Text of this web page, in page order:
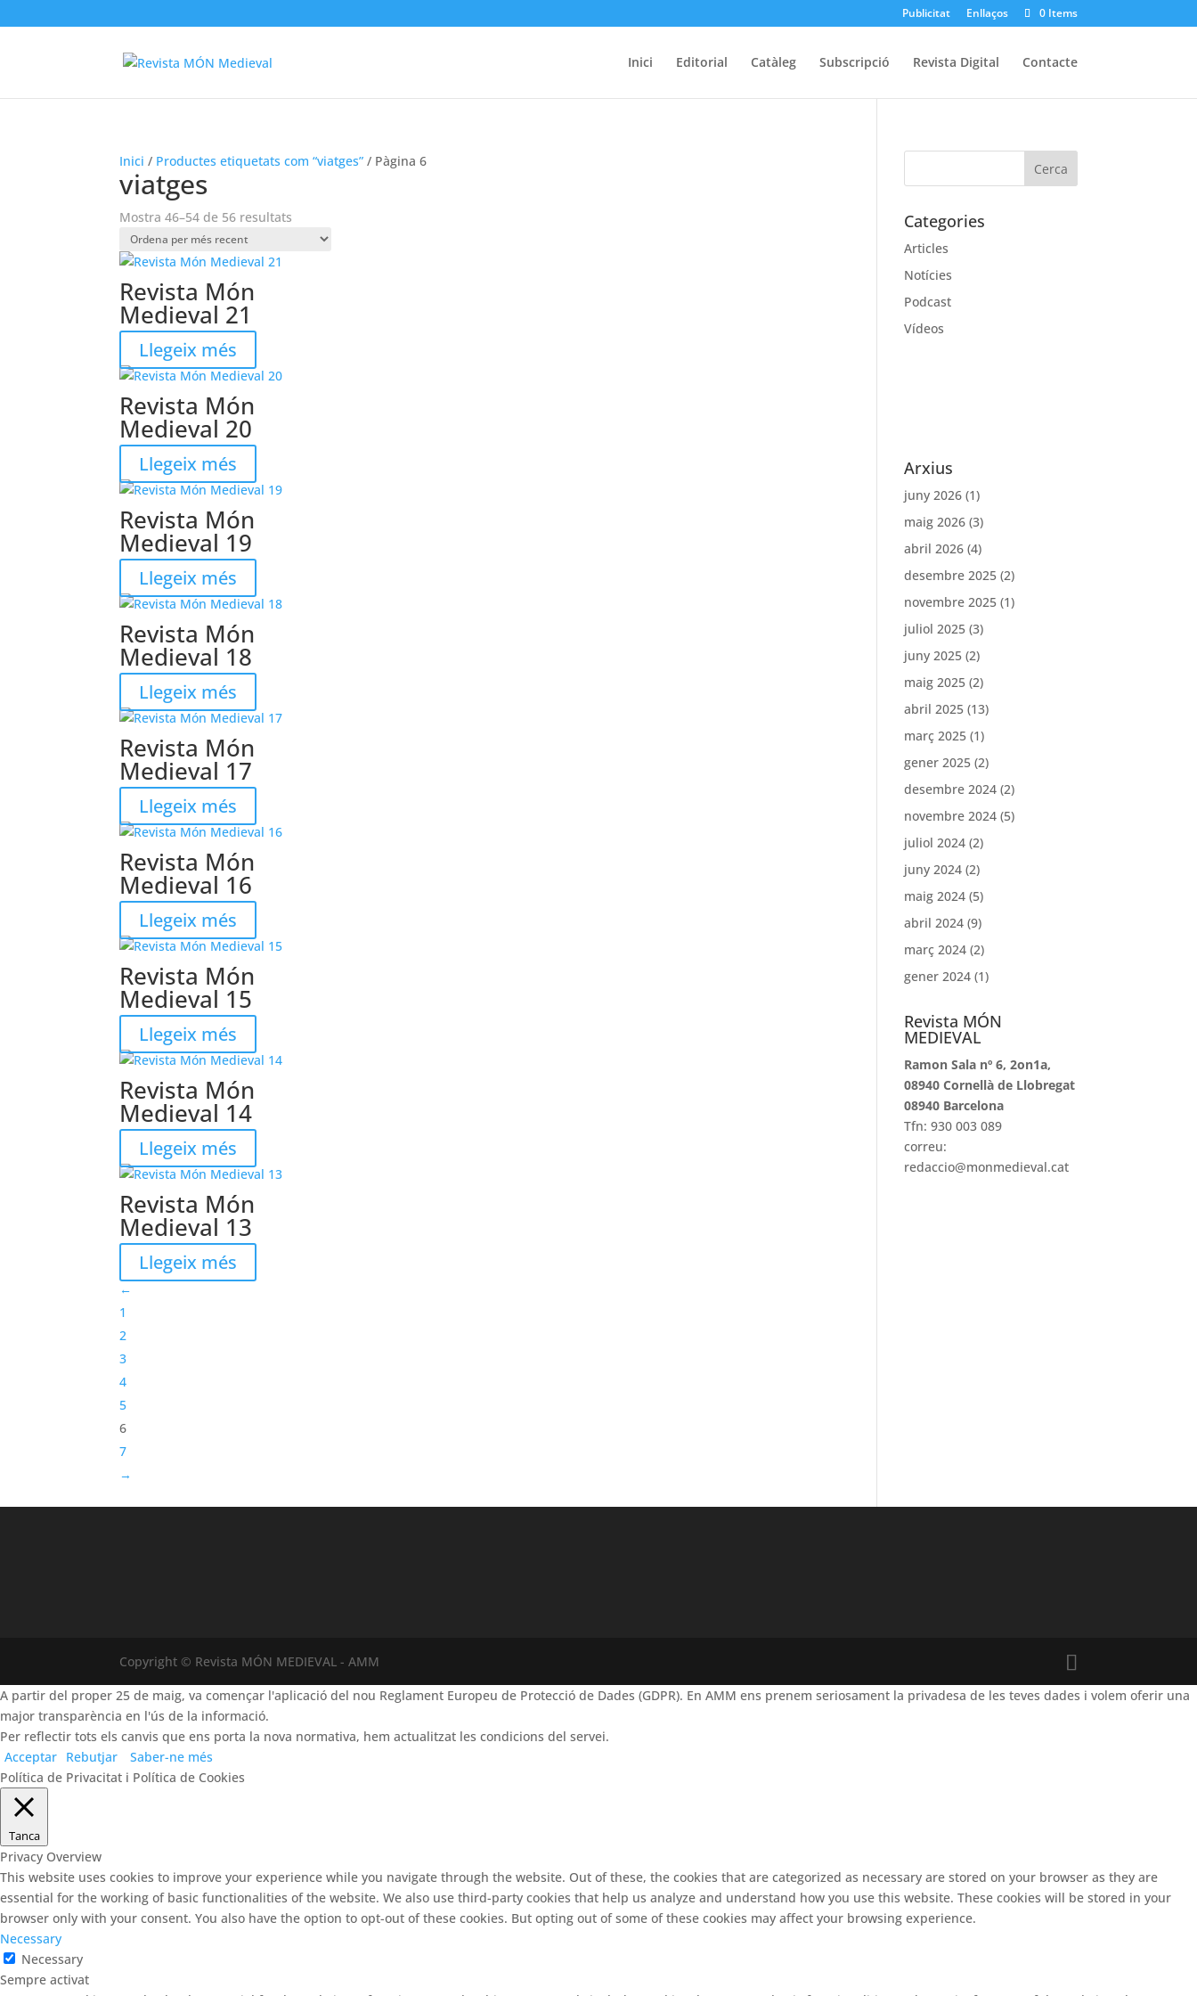
Publicitat Enllaços 0 Items
Inici Editorial Catàleg Subscripció Revista Digital Contacte
Inici / Productes etiquetats com “viatges” / Pàgina 6
viatges
Mostra 46–54 de 56 resultats
Revista Món
Medieval 21
Llegeix més
Revista Món
Medieval 20
Llegeix més
Revista Món
Medieval 19
Llegeix més
Revista Món
Medieval 18
Llegeix més
Revista Món
Medieval 17
Llegeix més
Revista Món
Medieval 16
Llegeix més
Revista Món
Medieval 15
Llegeix més
Revista Món
Medieval 14
Llegeix més
Revista Món
Medieval 13
Llegeix més
←
1
2
3
4
5
6
7
→
Categories
Articles
Notícies
Podcast
Vídeos
Arxius
juny 2026 (1)
maig 2026 (3)
abril 2026 (4)
desembre 2025 (2)
novembre 2025 (1)
juliol 2025 (3)
juny 2025 (2)
maig 2025 (2)
abril 2025 (13)
març 2025 (1)
gener 2025 (2)
desembre 2024 (2)
novembre 2024 (5)
juliol 2024 (2)
juny 2024 (2)
maig 2024 (5)
abril 2024 (9)
març 2024 (2)
gener 2024 (1)
Revista MÓN
MEDIEVAL
Ramon Sala nº 6, 2on1a,
08940 Cornellà de Llobregat
08940 Barcelona
Tfn: 930 003 089
correu:
redaccio@monmedieval.cat
Copyright © Revista MÓN MEDIEVAL - AMM
A partir del proper 25 de maig, va començar l'aplicació del nou Reglament Europeu de Protecció de Dades (GDPR). En AMM ens prenem seriosament la privadesa de les teves dades i volem oferir una
major transparència en l'ús de la informació.
Per reflectir tots els canvis que ens porta la nova normativa, hem actualitzat les condicions del servei.
Acceptar Rebutjar
Saber-ne més
Política de Privacitat i Política de Cookies
Tanca
Privacy Overview
This website uses cookies to improve your experience while you navigate through the website. Out of these, the cookies that are categorized as necessary are stored on your browser as they are
essential for the working of basic functionalities of the website. We also use third-party cookies that help us analyze and understand how you use this website. These cookies will be stored in your
browser only with your consent. You also have the option to opt-out of these cookies. But opting out of some of these cookies may affect your browsing experience.
Necessary
Necessary
Sempre activat